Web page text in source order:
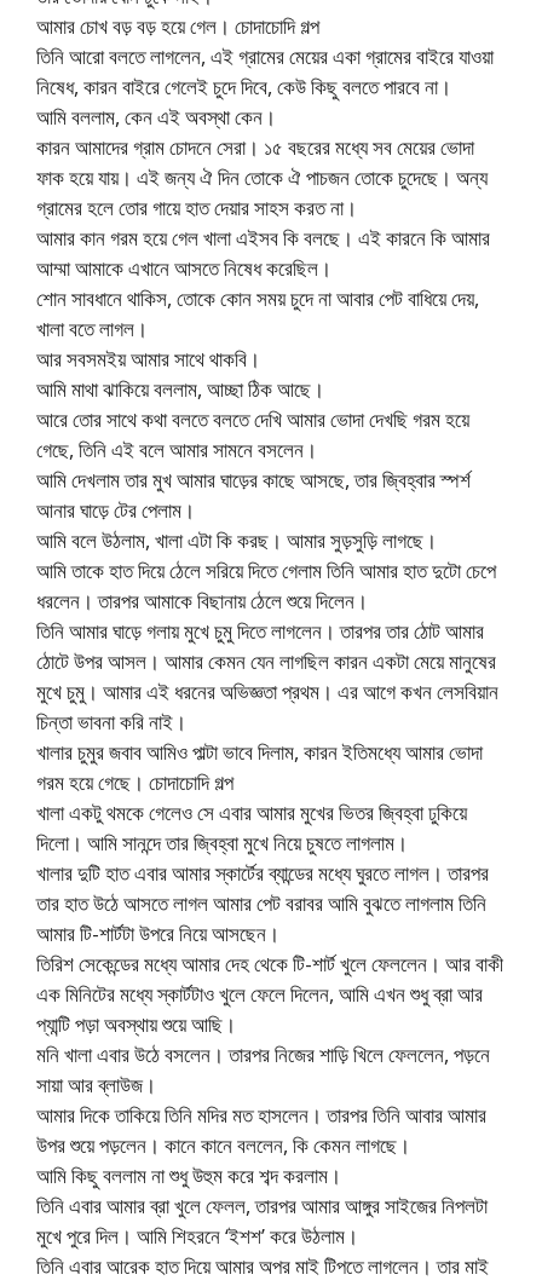
আমার চোখ বড় বড় হয়ে গেল। চোদাচোদি গল্প
তিনি আরো বলতে লাগলেন, এই গ্রামের মেয়ের একা গ্রামের বাইরে যাওয়া
নিষেধ, কারন বাইরে গেলেই চুদে দিবে, কেউ কিছু বলতে পারবে না।
আমি বললাম, কেন এই অবস্থা কেন।
কারন আমাদের গ্রাম চোদনে সেরা। ১৫ বছরের মধ্যে সব মেয়ের ভোদা
ফাক হয়ে যায়। এই জন্য ঐ দিন তোকে ঐ পাচজন তোকে চুদেছে। অন্য
গ্রামের হলে তোর গায়ে হাত দেয়ার সাহস করত না।
আমার কান গরম হয়ে গেল খালা এইসব কি বলছে। এই কারনে কি আমার
আম্মা আমাকে এখানে আসতে নিষেধ করেছিল।
শোন সাবধানে থাকিস, তোকে কোন সময় চুদে না আবার পেট বাধিয়ে দেয়,
খালা বতে লাগল।
আর সবসমইয় আমার সাথে থাকবি।
আমি মাথা ঝাকিয়ে বললাম, আচ্ছা ঠিক আছে।
আরে তোর সাথে কথা বলতে বলতে দেখি আমার ভোদা দেখছি গরম হয়ে
গেছে, তিনি এই বলে আমার সামনে বসলেন।
আমি দেখলাম তার মুখ আমার ঘাড়ের কাছে আসছে, তার জ্বিহ্বার স্পর্শ
আনার ঘাড়ে টের পেলাম।
আমি বলে উঠলাম, খালা এটা কি করছ। আমার সুড়সুড়ি লাগছে।
আমি তাকে হাত দিয়ে ঠেলে সরিয়ে দিতে গেলাম তিনি আমার হাত দুটো চেপে
ধরলেন। তারপর আমাকে বিছানায় ঠেলে শুয়ে দিলেন।
তিনি আমার ঘাড়ে গলায় মুখে চুমু দিতে লাগলেন। তারপর তার ঠোট আমার
ঠোটে উপর আসল। আমার কেমন যেন লাগছিল কারন একটা মেয়ে মানুষের
মুখে চুমু। আমার এই ধরনের অভিজ্ঞতা প্রথম। এর আগে কখন লেসবিয়ান
চিন্তা ভাবনা করি নাই।
খালার চুমুর জবাব আমিও পাল্টা ভাবে দিলাম, কারন ইতিমধ্যে আমার ভোদা
গরম হয়ে গেছে। চোদাচোদি গল্প
খালা একটু থমকে গেলেও সে এবার আমার মুখের ভিতর জ্বিহ্বা ঢুকিয়ে
দিলো। আমি সানন্দে তার জ্বিহ্বা মুখে নিয়ে চুষতে লাগলাম।
খালার দুটি হাত এবার আমার স্কার্টের ব্যান্ডের মধ্যে ঘুরতে লাগল। তারপর
তার হাত উঠে আসতে লাগল আমার পেট বরাবর আমি বুঝতে লাগলাম তিনি
আমার টি-শার্টটা উপরে নিয়ে আসছেন।
তিরিশ সেকেন্ডের মধ্যে আমার দেহ থেকে টি-শার্ট খুলে ফেললেন। আর বাকী
এক মিনিটের মধ্যে স্কার্টটাও খুলে ফেলে দিলেন, আমি এখন শুধু ব্রা আর
প্যান্টি পড়া অবস্থায় শুয়ে আছি।
মনি খালা এবার উঠে বসলেন। তারপর নিজের শাড়ি খিলে ফেললেন, পড়নে
সায়া আর ব্লাউজ।
আমার দিকে তাকিয়ে তিনি মদির মত হাসলেন। তারপর তিনি আবার আমার
উপর শুয়ে পড়লেন। কানে কানে বললেন, কি কেমন লাগছে।
আমি কিছু বললাম না শুধু উহুম করে শব্দ করলাম।
তিনি এবার আমার ব্রা খুলে ফেলল, তারপর আমার আঙ্গুর সাইজের নিপলটা
মুখে পুরে দিল। আমি শিহরনে ‘ইশশ’ করে উঠলাম।
তিনি এবার আরেক হাত দিয়ে আমার অপর মাই টিপতে লাগলেন। তার মাই